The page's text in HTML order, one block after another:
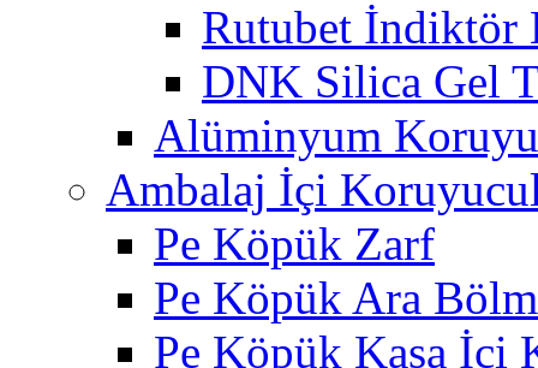
Rutubet İndiktör
DNK Silica Gel
Alüminyum
Ambalaj İçi
Pe Köpük Zarf
Pe Köpük Ara
Pe Köpük Kasa İçi